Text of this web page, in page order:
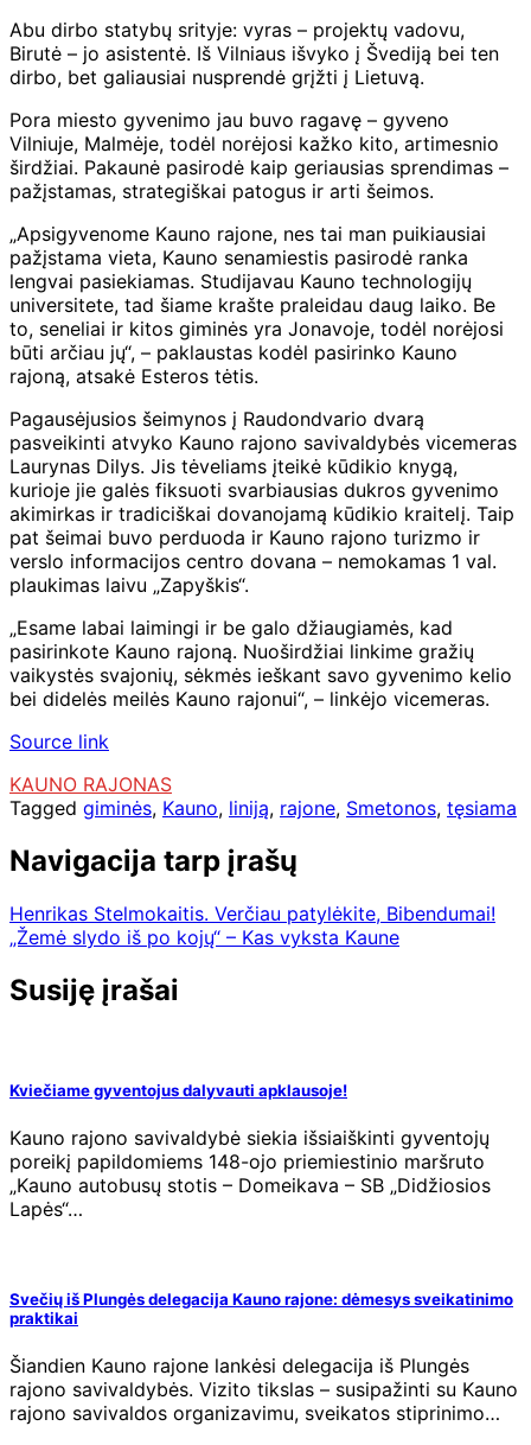
Abu dirbo statybų srityje: vyras – projektų vadovu,
Birutė – jo asistentė. Iš Vilniaus išvyko į Švediją bei ten
dirbo, bet galiausiai nusprendė grįžti į Lietuvą.
Pora miesto gyvenimo jau buvo ragavę – gyveno
Vilniuje, Malmėje, todėl norėjosi kažko kito, artimesnio
širdžiai. Pakaunė pasirodė kaip geriausias sprendimas –
pažįstamas, strategiškai patogus ir arti šeimos.
„Apsigyvenome Kauno rajone, nes tai man puikiausiai
pažįstama vieta, Kauno senamiestis pasirodė ranka
lengvai pasiekiamas. Studijavau Kauno technologijų
universitete, tad šiame krašte praleidau daug laiko. Be
to, seneliai ir kitos giminės yra Jonavoje, todėl norėjosi
būti arčiau jų“, – paklaustas kodėl pasirinko Kauno
rajoną, atsakė Esteros tėtis.
Pagausėjusios šeimynos į Raudondvario dvarą
pasveikinti atvyko Kauno rajono savivaldybės vicemeras
Laurynas Dilys. Jis tėveliams įteikė kūdikio knygą,
kurioje jie galės fiksuoti svarbiausias dukros gyvenimo
akimirkas ir tradiciškai dovanojamą kūdikio kraitelį. Taip
pat šeimai buvo perduoda ir Kauno rajono turizmo ir
verslo informacijos centro dovana – nemokamas 1 val.
plaukimas laivu „Zapyškis“.
„Esame labai laimingi ir be galo džiaugiamės, kad
pasirinkote Kauno rajoną. Nuoširdžiai linkime gražių
vaikystės svajonių, sėkmės ieškant savo gyvenimo kelio
bei didelės meilės Kauno rajonui“, – linkėjo vicemeras.
Source link
KAUNO RAJONAS
Tagged giminės, Kauno, liniją, rajone, Smetonos, tęsiama
Navigacija tarp įrašų
Henrikas Stelmokaitis. Verčiau patylėkite, Bibendumai!
„Žemė slydo iš po kojų“ – Kas vyksta Kaune
Susiję įrašai
Kviečiame gyventojus dalyvauti apklausoje!
Kauno rajono savivaldybė siekia išsiaiškinti gyventojų
poreikį papildomiems 148-ojo priemiestinio maršruto
„Kauno autobusų stotis – Domeikava – SB „Didžiosios
Lapės“…
Svečių iš Plungės delegacija Kauno rajone: dėmesys sveikatinimo
praktikai
Šiandien Kauno rajone lankėsi delegacija iš Plungės
rajono savivaldybės. Vizito tikslas – susipažinti su Kauno
rajono savivaldos organizavimu, sveikatos stiprinimo…